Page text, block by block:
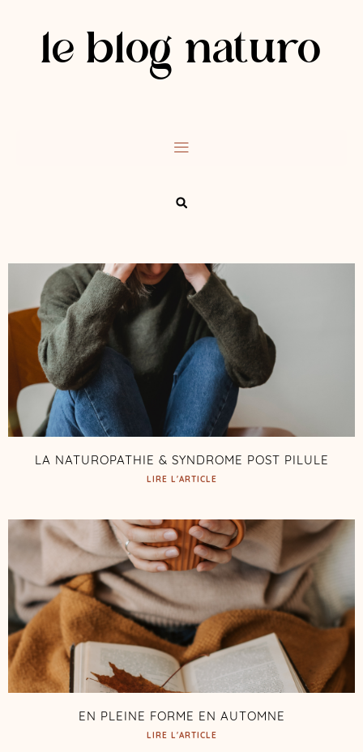
le blog naturo
LA NATUROPATHIE & SYNDROME POST PILULE
LIRE L'ARTICLE
EN PLEINE FORME EN AUTOMNE
LIRE L'ARTICLE